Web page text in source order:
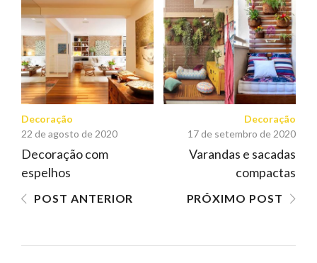
NAVEGAÇÃO
DE
POST
Decoração
22 de agosto de 2020
Decoração com
espelhos
POST ANTERIOR
Decoração
17 de setembro de 2020
Varandas e sacadas
compactas
PRÓXIMO POST